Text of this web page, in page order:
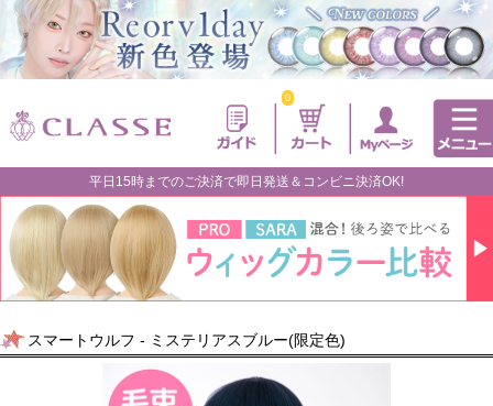
0
平日15時までのご決済で即日発送＆コンビニ決済OK!
スマートウルフ - ミステリアスブルー(限定色)